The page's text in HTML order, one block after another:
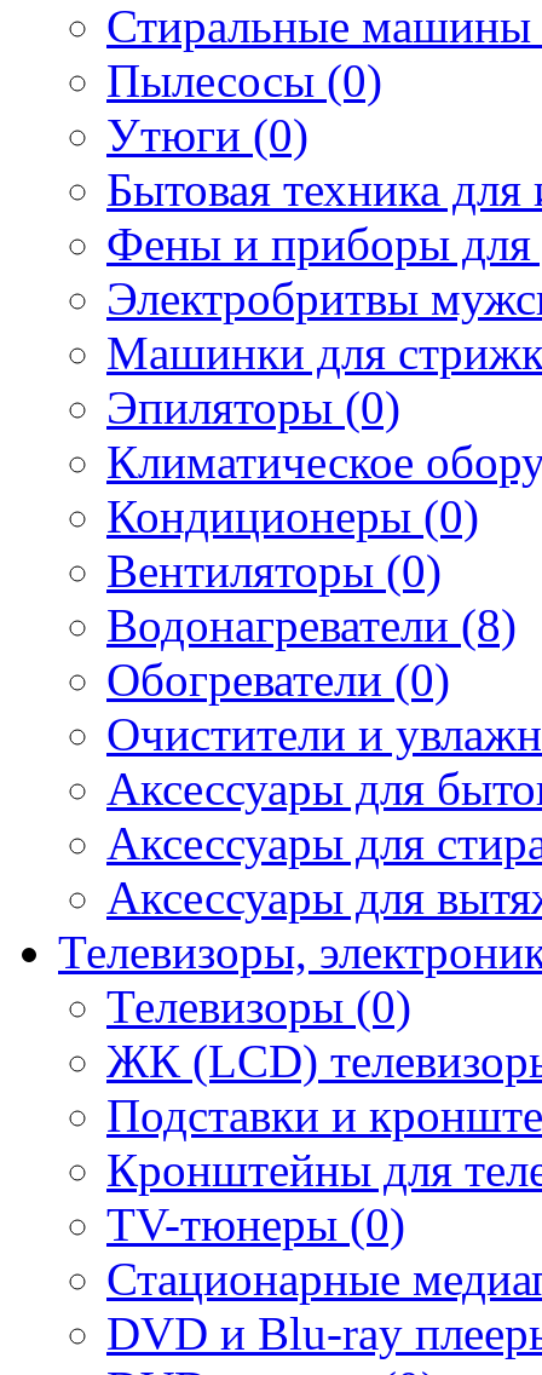
Стиральные машины
Пылесосы (0)
Утюги (0)
Бытовая техника
Фены и приборы для
Электробритвы
Машинки для
Эпиляторы (0)
Климатическое
Кондиционеры (0)
Вентиляторы (0)
Водонагреватели (8)
Обогреватели (0)
Очистители и
Аксессуары для
Аксессуары для
Аксессуары для
Телевизоры,
Телевизоры (0)
ЖК (LCD)
Подставки и
Кронштейны для
TV-тюнеры (0)
Стационарные
DVD и Blu-ray